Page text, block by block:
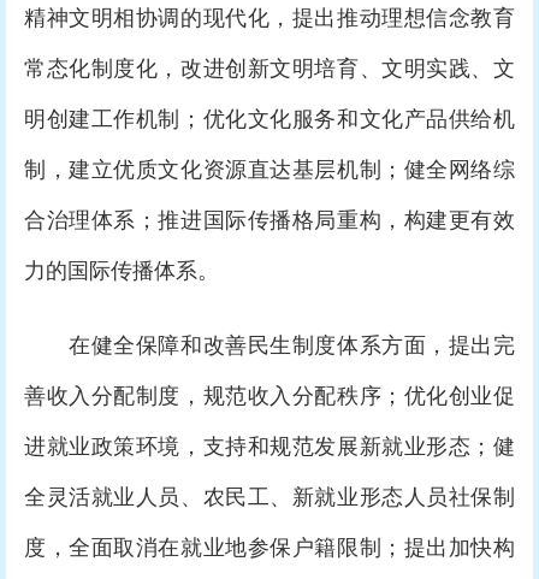
精神文明相协调的现代化，提出推动理想信念教育
常态化制度化，改进创新文明培育、文明实践、文
明创建工作机制；优化文化服务和文化产品供给机
制，建立优质文化资源直达基层机制；健全网络综
合治理体系；推进国际传播格局重构，构建更有效
力的国际传播体系。
在健全保障和改善民生制度体系方面，提出完
善收入分配制度，规范收入分配秩序；优化创业促
进就业政策环境，支持和规范发展新就业形态；健
全灵活就业人员、农民工、新就业形态人员社保制
度，全面取消在就业地参保户籍限制；提出加快构